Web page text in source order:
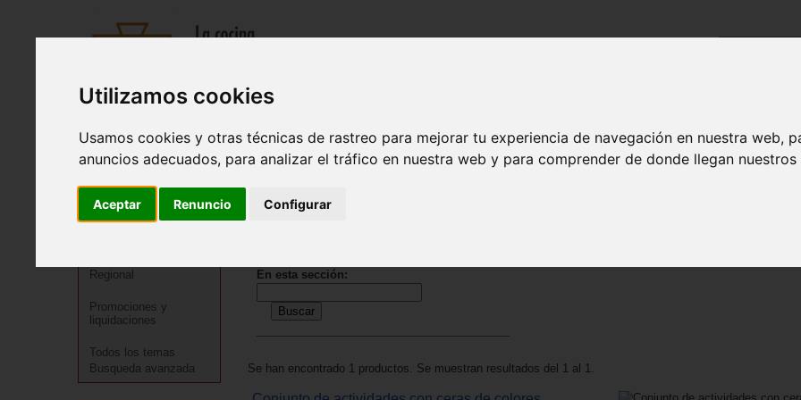
Utilizamos cookies
Usamos cookies y otras técnicas de rastreo para mejorar tu experiencia de navegación en nuestra web,
anuncios adecuados, para analizar el tráfico en nuestra web y para comprender de donde llegan nuestros
Aceptar Renuncio Configurar
Inicio>Tienda>Juguetes infantiles>Juguetes por tipo> Manualidades
Cocineros destacados
Regional
Promociones y
liquidaciones
Todos los temas
Busqueda avanzada
JUGUETES: Juguetes de 1 a 3 años - manualidades
En esta sección:
Se han encontrado 1 productos. Se muestran resultados del 1 al 1.